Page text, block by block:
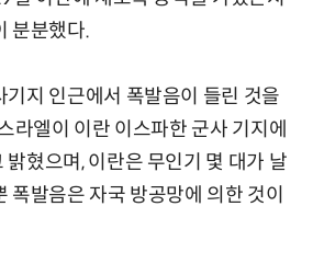
분분했다.
기지 인근에서 폭발음이 들린 것을
라엘이 이란 이스파한 군사 기지에
혔으며, 이란은 무인기 몇 대가 날
폭발음은 자국 방공망에 의한 것이